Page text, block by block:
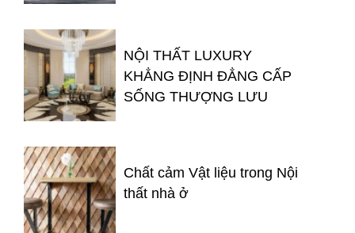
NỘI THẤT LUXURY
KHẲNG ĐỊNH ĐẲNG CẤP
SỐNG THƯỢNG LƯU
Chất cảm Vật liệu trong Nội
thất nhà ở